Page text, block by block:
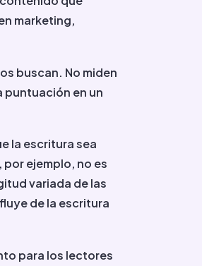
marketing,
buscan. No miden
puntuación en un
la escritura sea
ejemplo, no es
variada de las
de la escritura
para los lectores